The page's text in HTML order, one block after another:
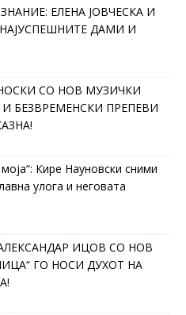
ЕЛЕНА ЈОВЧЕСКА И
ДАМИ И
СО НОВ МУЗИЧКИ
БЕЗВРЕМЕНСКИ ПРЕПЕВИ
Кире Науновски сними
улога и неговата
ИЦОВ СО НОВ
ГО НОСИ ДУХОТ НА